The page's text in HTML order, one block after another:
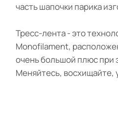
часть шапочки парика
Тресс-лента - это
Monofilament,
очень большой плюс при
Меняйтесь, восхищайте,